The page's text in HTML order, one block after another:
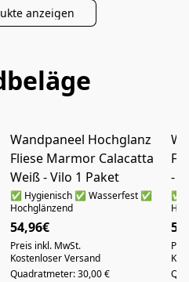
anzeigen
NUR ABHOLUNG IN AUGSBURG
Wandpaneel Hochglanz
Fliese Marmor Calacatta
Weiß - Vilo 1 Paket
✅ Hygienisch ✅ Wasserfest ✅
Hochglänzend
54,96€
Preis inkl. MwSt.
Kostenloser Versand
Quadratmeter: 30,00 €
-
✅